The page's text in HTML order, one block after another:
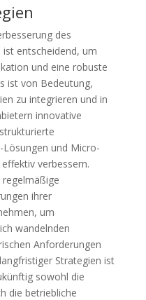
des
entscheidend, um
und eine robuste
ist von Bedeutung,
zu integrieren und in
innovative
und Micro-
verbessern.
ihrer
um
wandelnden
Anforderungen
Strategien ist
sowohl die
die betriebliche